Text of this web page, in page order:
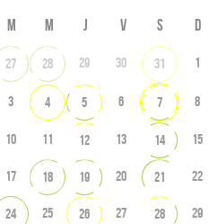
M M J V S D
27 28 29 30 31 1
3 4 5 6 7 8
10 11 12 13 14 15
17 18 19 20 21 22
24 25 26 27 28 29